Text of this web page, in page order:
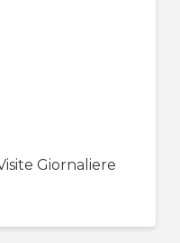
Giornaliere